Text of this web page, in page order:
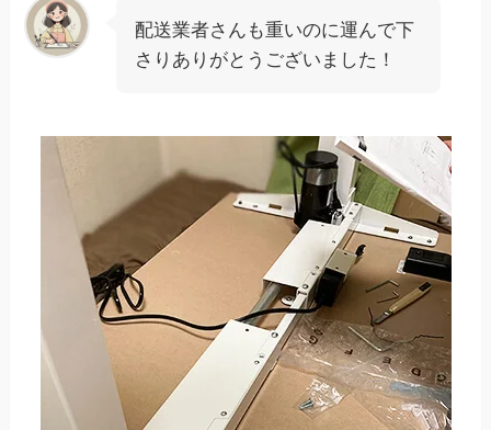
配送業者さんも重いのに運んで下
さりありがとうございました！